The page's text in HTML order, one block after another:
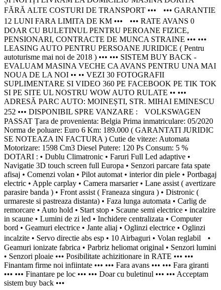
FĂRĂ ALTE COSTURI DE TRANSPORT ••• ••• GARANTIE
12 LUNI FARA LIMITA DE KM ••• ••• RATE AVANS 0
DOAR CU BULETINUL PENTRU PEROANE FIZICE,
PENSIONARI, CONTRACTE DE MUNCA STRAINE ••• •••
LEASING AUTO PENTRU PERSOANE JURIDICE ( Pentru
autoturisme mai noi de 2018 ) ••• ••• SISTEM BUY BACK -
EVALUAM MASINA VECHE CA AVANS PENTRU UNA MAI
NOUA DE LA NOI •• •• VEZI 30 FOTOGRAFII
SUPLIMENTARE SI VIDEO 360 PE FACEBOOK PE TIK TOK
SI PE SITE UL NOSTRU WOW AUTO RULATE •• •••
ADRESĂ PARC AUTO: MOINEȘTI, STR. MIHAI EMINESCU
252 ••• DISPONIBIL SPRE VANZARE : VOLKSWAGEN
PASSAT Țara de provenienta: Belgia Prima inmatriculare: 05/2020
Norma de poluare: Euro 6 Km: 189.000 ( GARANTATI JURIDIC
SE NOTEAZA IN FACTURA ) Cutie de viteze: Automata
Motorizare: 1598 Cm3 Diesel Putere: 120 Ps Consum: 5 %
DOTARI : • Dublu Climatronic • Faruri Full Led adaptive •
Navigatie 3D touch screen full Europa • Senzori parcare fata spate
afisaj • Comenzi volan • Pilot automat • interior din piele • Portbagaj
electric • Apple carplay • Camera marsarier • Lane assist ( avertizare
parasire banda ) • Front assist ( Franeaza singura ) • Distronic (
urmareste si pastreaza distanta) • Faza lunga automata • Carlig de
remorcare • Auto hold • Start stop • Scaune semi electrice • incalzire
in scaune • Lumini de zi led • Inchidere centralizata • Computer
bord • Geamuri electrice • Jante aliaj • Oglinzi electrice • Oglinzi
incalzite • Servo directie abs esp • 10 Airbaguri • Volan reglabil •
Geamuri ionizate fabrica • Parbriz heliomat original • Senzori lumini
• Senzori ploaie ••• Posibilitate achizitionare in RATE ••• •••
Finantam firme noi infiintate ••• ••• Fara avans ••• ••• Fara giranti
••• ••• Finantare pe loc ••• ••• Doar cu buletinul ••• ••• Acceptam
sistem buy back •••